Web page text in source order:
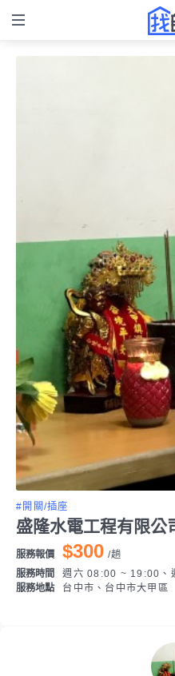
#開關/插座
盛隆水電工程有限公
服務報價 $300 /趟
服務時間
週六 08:00 ~ 19:00、
服務地點
台中市、台中市大甲區